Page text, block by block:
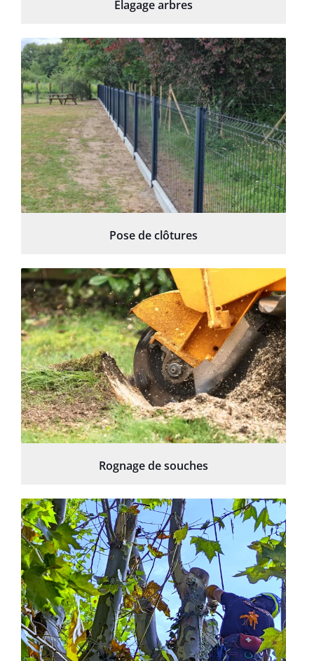
Élagage arbres
Pose de clôtures
Rognage de souches